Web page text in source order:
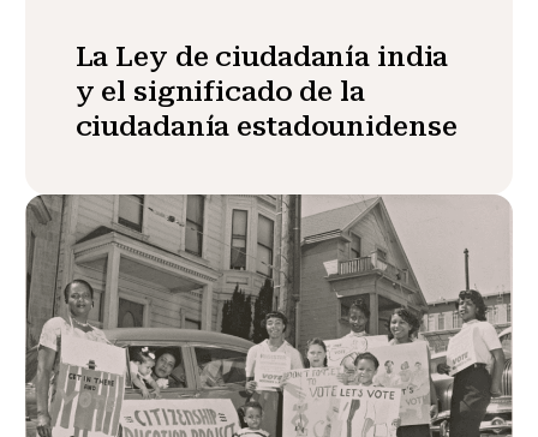
La Ley de ciudadanía india
y el significado de la
ciudadanía estadounidense